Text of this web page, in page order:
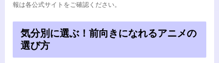
報は各公式サイトをご確認ください。
気分別に選ぶ！前向きになれるアニメの
選び方